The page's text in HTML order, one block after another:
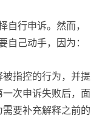
自行申诉。然而，
自己动手，因为：
被指控的行为，并提
次申诉失败后，面
需要补充解释之前的